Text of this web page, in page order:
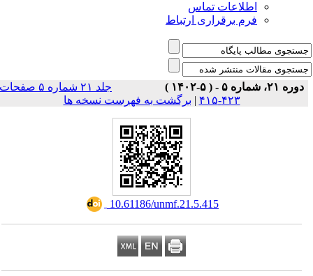
اطلاعات تماس
فرم برقراری ارتباط
دوره ۲۱، شماره ۵ - ( ۵-۱۴۰۲ )
جلد ۲۱ شماره ۵ صفحات
۴۲۳-۴۱۵
|برگشت به فهرست نسخه ها
‎ 10.61186/unmf.21.5.415